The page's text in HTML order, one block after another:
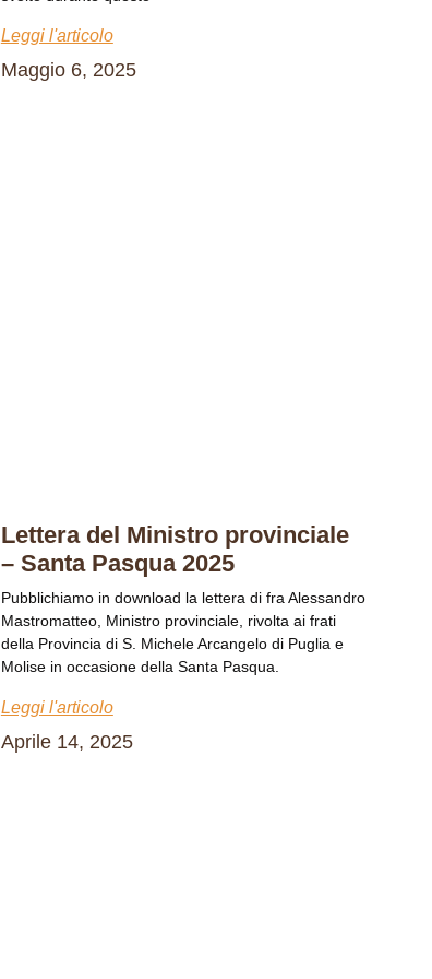
Leggi l'articolo
Maggio 6, 2025
Lettera del Ministro provinciale
– Santa Pasqua 2025
Pubblichiamo in download la lettera di fra Alessandro
Mastromatteo, Ministro provinciale, rivolta ai frati
della Provincia di S. Michele Arcangelo di Puglia e
Molise in occasione della Santa Pasqua.
Leggi l'articolo
Aprile 14, 2025